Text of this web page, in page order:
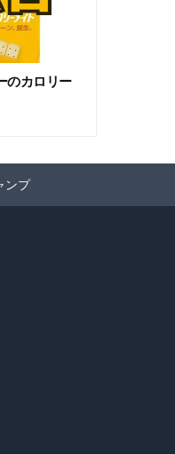
のカロリー
ンプ